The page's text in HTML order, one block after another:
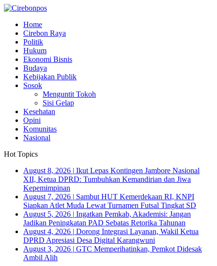
Home
Cirebon Raya
Politik
Hukum
Ekonomi Bisnis
Budaya
Kebijakan Publik
Sosok
Menguntit Tokoh
Sisi Gelap
Kesehatan
Opini
Komunitas
Nasional
Hot Topics
August 8, 2026 | Ikut Lepas Kontingen Jambore Nasional
XII, Ketua DPRD: Tumbuhkan Kemandirian dan Jiwa
Kepemimpinan
August 7, 2026 | Sambut HUT Kemerdekaan RI, KNPI
Siapkan Atlet Muda Lewat Turnamen Futsal Tingkat SD
August 5, 2026 | Ingatkan Pemkab, Akademisi: Jangan
Jadikan Peningkatan PAD Sebatas Retorika Tahunan
August 4, 2026 | Dorong Integrasi Layanan, Wakil Ketua
DPRD Apresiasi Desa Digital Karangwuni
August 3, 2026 | GTC Memperihatinkan, Pemkot Didesak
Ambil Alih